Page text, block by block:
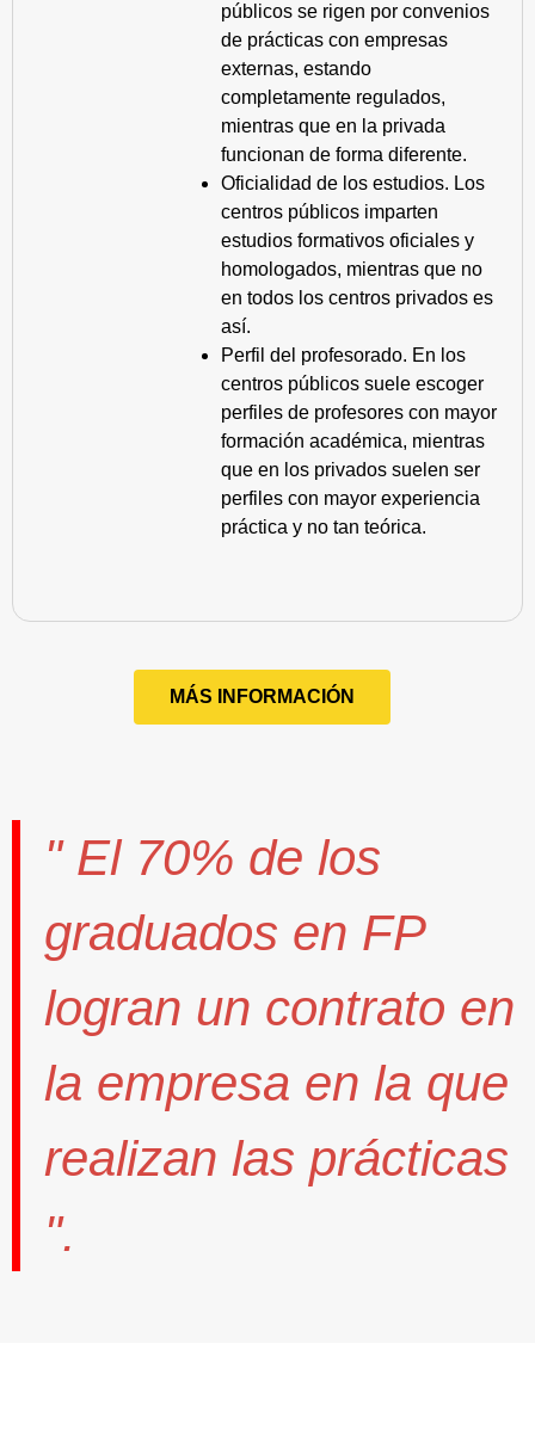
públicos se rigen por convenios
de prácticas con empresas
externas, estando
completamente regulados,
mientras que en la privada
funcionan de forma diferente.
Oficialidad de los estudios. Los
centros públicos imparten
estudios formativos oficiales y
homologados, mientras que no
en todos los centros privados es
así.
Perfil del profesorado. En los
centros públicos suele escoger
perfiles de profesores con mayor
formación académica, mientras
que en los privados suelen ser
perfiles con mayor experiencia
práctica y no tan teórica.
MÁS INFORMACIÓN
" El 70% de los
graduados en FP
logran un contrato en
la empresa en la que
realizan las prácticas
".